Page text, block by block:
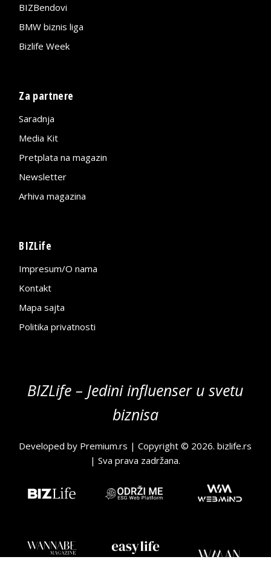
BIZBendovi
BMW biznis liga
Bizlife Week
Za partnere
Saradnja
Media Kit
Pretplata na magazin
Newsletter
Arhiva magazina
BIZLife
Impresum/O nama
Kontakt
Mapa sajta
Politika privatnosti
BIZLife – Jedini influenser u svetu
biznisa
Developed by Premium.rs | Copyright © 2026.bizlife.rs
| Sva prava zadržana.